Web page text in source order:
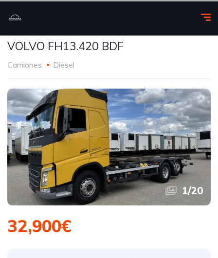
VOLVO FH13.420 BDF
Camiones Diesel
1/20
32,900€